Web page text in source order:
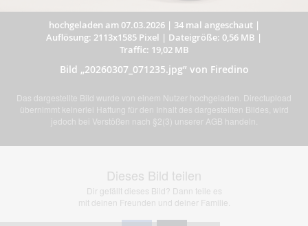
hochgeladen am 07.03.2026| 34 mal angeschaut|
Auflösung: 2113x1585 Pixel | Dateigröße: 0,56 MB |
Traffic: 19,02 MB
Bild „20260307_071235.jpg” von Firedino
Das dargestellte Bild wurde von einem Nutzer hochgeladen. Directupload
übernimmt keinerlei Haftung für den Inhalt des dargestellten Bildes, wird
jedoch bei Verstößen nach §2(3) unserer AGB handeln.
Dieses Bild teilen
Dir gefällt dieses Bild? Dann teile es
mit deinen Freunden und deiner Familie.